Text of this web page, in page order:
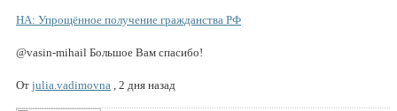
НА: Упрощённое получение гражданства РФ
@vasin-mihail Большое Вам спасибо!
От julia.vadimovna , 2 дня назад